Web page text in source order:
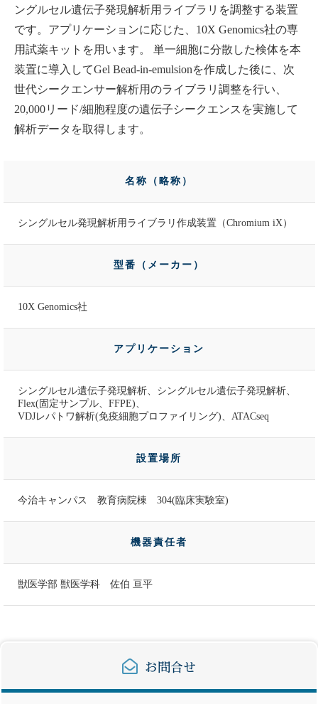
ングルセル遺伝子発現解析用ライブラリを調整する装置
です。アプリケーションに応じた、10X Genomics社の専
用試薬キットを用います。 単一細胞に分散した検体を本
装置に導入してGel Bead-in-emulsionを作成した後に、次
世代シークエンサー解析用のライブラリ調整を行い、
20,000リード/細胞程度の遺伝子シークエンスを実施して
解析データを取得します。
名称（略称）
シングルセル発現解析用ライブラリ作成装置（Chromium iX）
型番（メーカー）
10X Genomics社
アプリケーション
シングルセル遺伝子発現解析、シングルセル遺伝子発現解析、
Flex(固定サンプル、FFPE)、
VDJレパトワ解析(免疫細胞プロファイリング)、ATACseq
設置場所
今治キャンパス 教育病院棟 304(臨床実験室)
機器責任者
獣医学部 獣医学科 佐伯 亘平
お問合せ